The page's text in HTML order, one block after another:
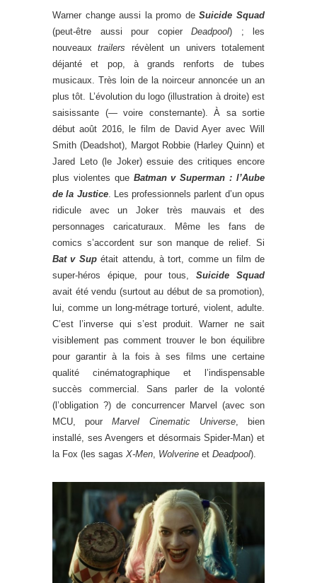
Warner change aussi la promo deSuicide Squad
(peut-être aussi pour copier Deadpool) ; les
nouveauxtrailers révèlent un univers totalement
déjanté et pop, à grands renforts de tubes
musicaux. Très loin de la noirceur annoncée un an
plus tôt. L’évolution du logo (illustration à droite) est
saisissante (— voire consternante). À sa sortie
début août 2016, le film de David Ayer avec Will
Smith (Deadshot), Margot Robbie (Harley Quinn) et
Jared Leto (le Joker) essuie des critiques encore
plus violentes que Batman v Superman : l’Aube
de la Justice. Les professionnels parlent d’un opus
ridicule avec un Joker très mauvais et des
personnages caricaturaux. Même les fans de
comics s’accordent sur son manque de relief. Si
Bat v Supétait attendu, à tort, comme un film de
super-héros épique, pour tous,Suicide Squad
avait été vendu (surtout au début de sa promotion),
lui, comme un long-métrage torturé, violent, adulte.
C’est l’inverse qui s’est produit. Warner ne sait
visiblement pas comment trouver le bon équilibre
pour garantir à la fois à ses films une certaine
qualité cinématographique et l’indispensable
succès commercial. Sans parler de la volonté
(l’obligation ?) de concurrencer Marvel (avec son
MCU, pourMarvel Cinematic Universe, bien
installé, ses Avengers et désormais Spider-Man) et
la Fox (les sagas X-Men Wolverine et Deadpool).